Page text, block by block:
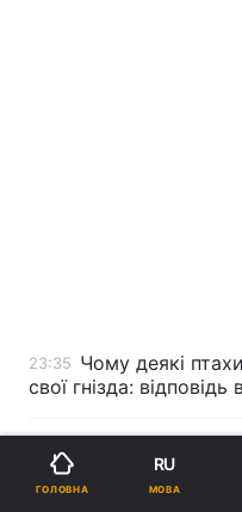
23:35 Чому деякі
свої гнізда: відповідь
23:23
Людина має
еволюція не може
ГОЛОВНА
RU
МОВА